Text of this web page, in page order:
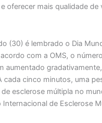
oferecer mais qualidade de
(30) é lembrado o Dia
com a OMS, o
aumentado
cada cinco minutos, uma
esclerose múltipla no
Internacional de Esclerose